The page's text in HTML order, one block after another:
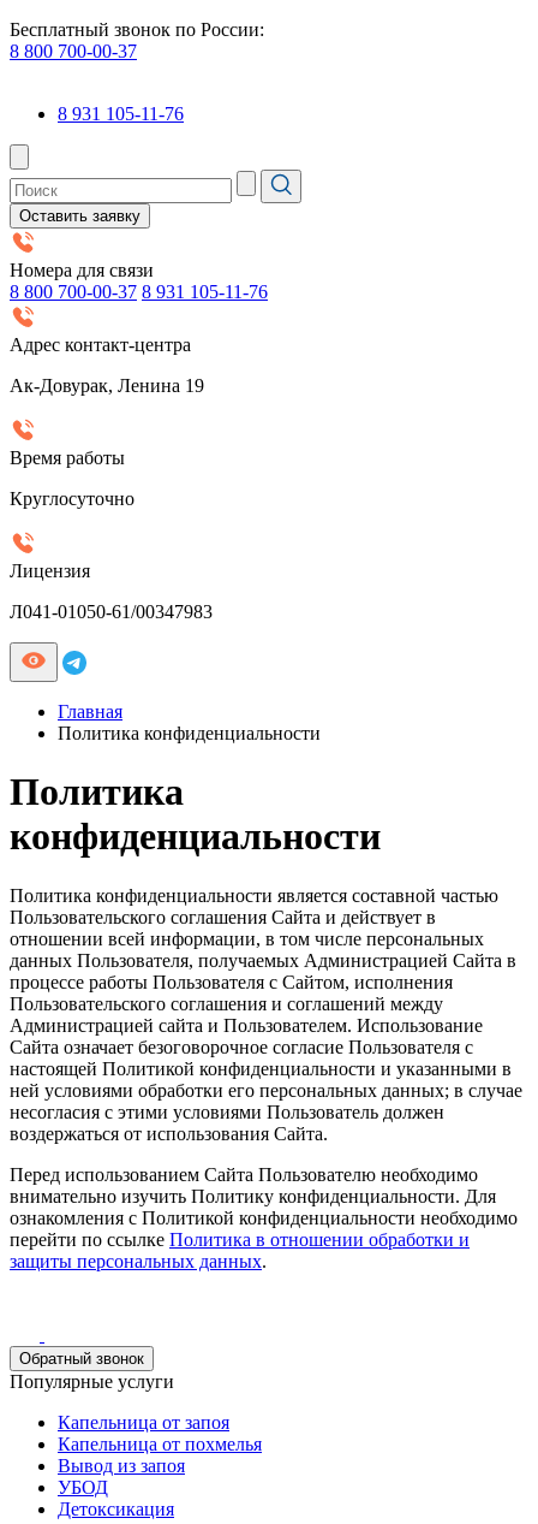
Бесплатный звонок по России:
8 800 700-00-37
8 931 105-11-76
Оставить заявку
Номера для связи
8 800 700-00-37 8 931 105-11-76
Адрес контакт-центра
Ак-Довурак, Ленина 19
Время работы
Круглосуточно
Лицензия
Л041-01050-61/00347983
Главная
Политика конфиденциальности
Политика
конфиденциальности
Политика конфиденциальности является составной частью
Пользовательского соглашения Сайта и действует в
отношении всей информации, в том числе персональных
данных Пользователя, получаемых Администрацией Сайта в
процессе работы Пользователя с Сайтом, исполнения
Пользовательского соглашения и соглашений между
Администрацией сайта и Пользователем. Использование
Сайта означает безоговорочное согласие Пользователя с
настоящей Политикой конфиденциальности и указанными в
ней условиями обработки его персональных данных; в случае
несогласия с этими условиями Пользователь должен
воздержаться от использования Сайта.
Перед использованием Сайта Пользователю необходимо
внимательно изучить Политику конфиденциальности. Для
ознакомления с Политикой конфиденциальности необходимо
перейти по ссылке Политика в отношении обработки и
защиты персональных данных.
Обратный звонок
Популярные услуги
Капельница от запоя
Капельница от похмелья
Вывод из запоя
УБОД
Детоксикация